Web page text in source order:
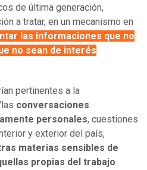
de última generación,
a tratar, en un mecanismo en
las informaciones que no
no sean de interés
pertinentes a la
conversaciones
personales, cuestiones
y exterior del país,
materias sensibles de
propias del trabajo